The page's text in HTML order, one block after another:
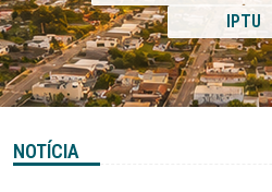
IPTU
NOTÍCIA